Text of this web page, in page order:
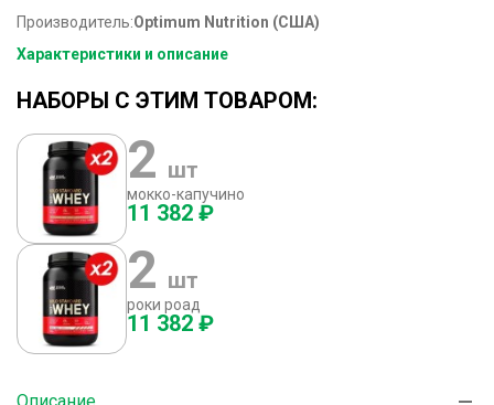
Производитель:Optimum Nutrition (США)
Характеристики и описание
НАБОРЫ С ЭТИМ ТОВАРОМ:
2 шт
мокко-капучино
11 382 ₽
2 шт
роки роад
11 382 ₽
Описание